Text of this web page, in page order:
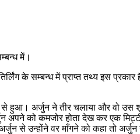
में।
के सम्बन्ध में प्राप्त तथ्य इस
हुआ। अर्जुन ने तीर चलाया और वो उस
अपने को कमजोर होता देख कर एक
से उन्होंने वर माँगने को कहा तो